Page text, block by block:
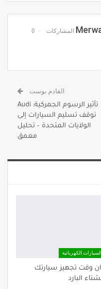
0
القادم بوست
تأثير الرسوم الجمركية: Audi
توقف تسليم السيارات إلى
الولايات المتحدة – تحليل
معمق
السيارات الكهربائية
وقت تجهيز سيارتك
البارد